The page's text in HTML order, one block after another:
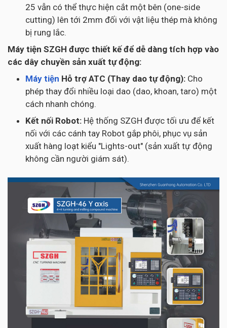
25 vẫn có thể thực hiện cắt một bên (one-side
cutting) lên tới 2mm đối với vật liệu thép mà không
bị rung lắc.
Máy tiện SZGH được thiết kế để dễ dàng tích hợp vào
các dây chuyền sản xuất tự động:
Máy tiện Hỗ trợ ATC (Thay dao tự động): Cho
phép thay đổi nhiều loại dao (dao, khoan, taro) một
cách nhanh chóng.
Kết nối Robot: Hệ thống SZGH được tối ưu để kết
nối với các cánh tay Robot gắp phôi, phục vụ sản
xuất hàng loạt kiểu "Lights-out" (sản xuất tự động
không cần người giám sát).